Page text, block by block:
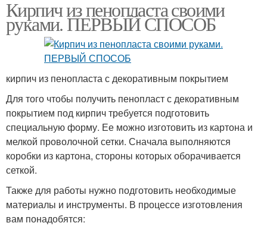
Кирпич из пенопласта своими
руками. ПЕРВЫЙ СПОСОБ
кирпич из пенопласта с декоративным покрытием
Для того чтобы получить пенопласт с декоративным
покрытием под кирпич требуется подготовить
специальную форму. Ее можно изготовить из картона и
мелкой проволочной сетки. Сначала выполняются
коробки из картона, стороны которых оборачивается
сеткой.
Также для работы нужно подготовить необходимые
материалы и инструменты. В процессе изготовления
вам понадобятся: